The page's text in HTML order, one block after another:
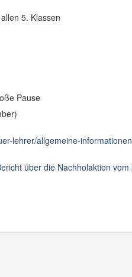
5. Klassen
Pause
lehrer/allgemeine-informationen
über die Nachholaktion